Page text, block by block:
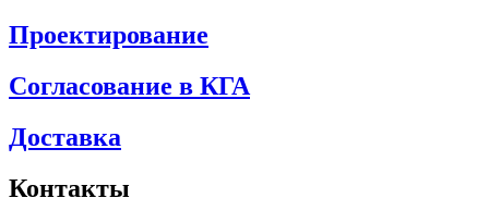
Проектирование
Согласование в КГА
Доставка
Контакты